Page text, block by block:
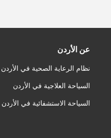
عن الأردن
نظام الرعاية الصحية في الأردن
السياحة العلاجية في الأردن
السياحة الاستشفائية في الأردن